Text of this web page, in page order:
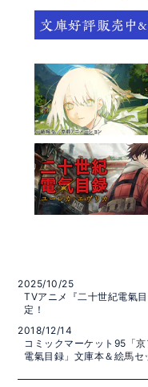
2025/10/25
TVアニメ『二十世紀電氣
定！
2018/12/14
コミックマーケット95「
電氣目録」文庫本＆絵馬セ